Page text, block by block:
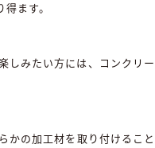
ます。
しみたい方には、コンクリー
かの加工材を取り付けること